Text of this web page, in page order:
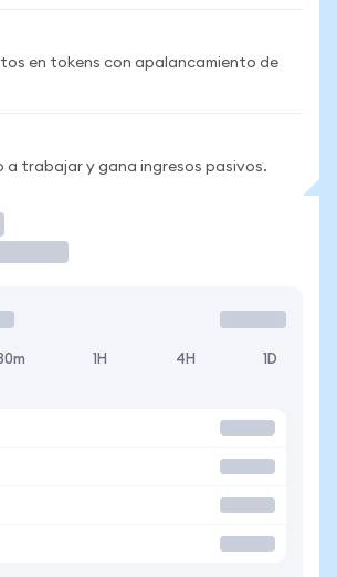
en tokens con apalancamiento de
a trabajar y gana ingresos pasivos.
1H 4H 1D